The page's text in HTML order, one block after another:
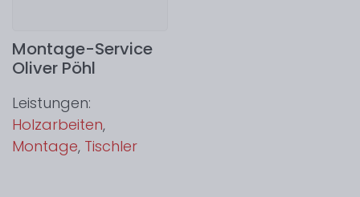
Montage-Service
Oliver Pöhl
Leistungen:
Holzarbeiten,
Montage, Tischler